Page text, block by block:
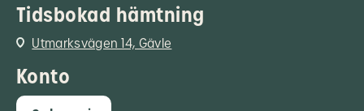
Tidsbokad hämtning
Utmarksvägen 14, Gävle
Konto